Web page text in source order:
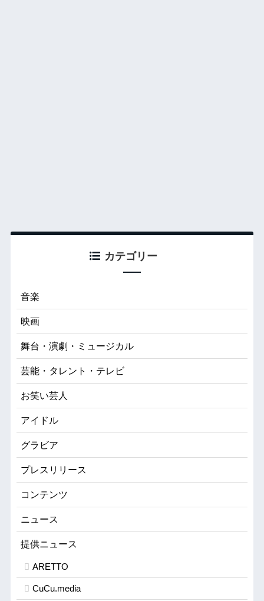
カテゴリー
音楽
映画
舞台・演劇・ミュージカル
芸能・タレント・テレビ
お笑い芸人
アイドル
グラビア
プレスリリース
コンテンツ
ニュース
提供ニュース
ARETTO
CuCu.media